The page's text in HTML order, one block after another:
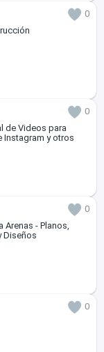
0
0
de Videos para
Instagram y otros
0
Arenas - Planos,
Diseños
0